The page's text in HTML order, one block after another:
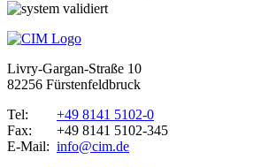
Livry-Gargan-Straße 10
82256 Fürstenfeldbruck
Tel:
+49 8141 5102-0
Fax:
+49 8141 5102-345
E-Mail: info@cim.de